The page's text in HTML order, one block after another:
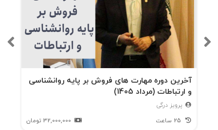
آخرین دوره مهارت های فروش بر پایه روانشناسی
و ارتباطات (مرداد 1405)
پرویز درگی
32,000,000 تومان